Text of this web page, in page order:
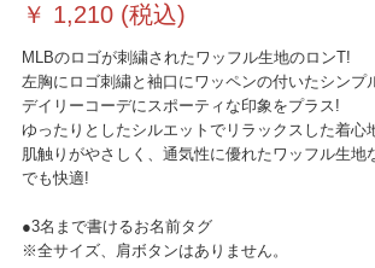
￥ 1,210(税込)
MLBのロゴが刺繍されたワッフル生地のロンT!
左胸にロゴ刺繍と袖口にワッペンの付いたシンプ
デイリーコーデにスポーティな印象をプラス!
ゆったりとしたシルエットでリラックスした着心
肌触りがやさしく、通気性に優れたワッフル生地
でも快適!
●3名まで書けるお名前タグ
※全サイズ、肩ボタンはありません。